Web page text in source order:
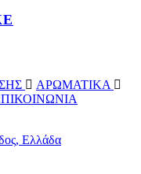
ΑΡΩΜΑΤΙΚΑ
Ελλάδα